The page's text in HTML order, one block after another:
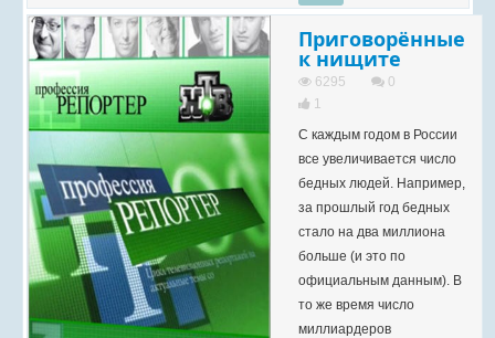
Приговорённые
к нищите
6295
0
1
С каждым годом в России
все увеличивается число
бедных людей. Например,
за прошлый год бедных
стало на два миллиона
больше (и это по
официальным данным). В
то же время число
миллиардеров